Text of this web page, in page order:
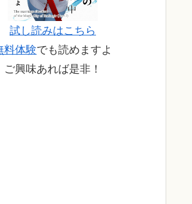
試し読みはこちら
料体験でも読めますよ
ご興味あれば是非！